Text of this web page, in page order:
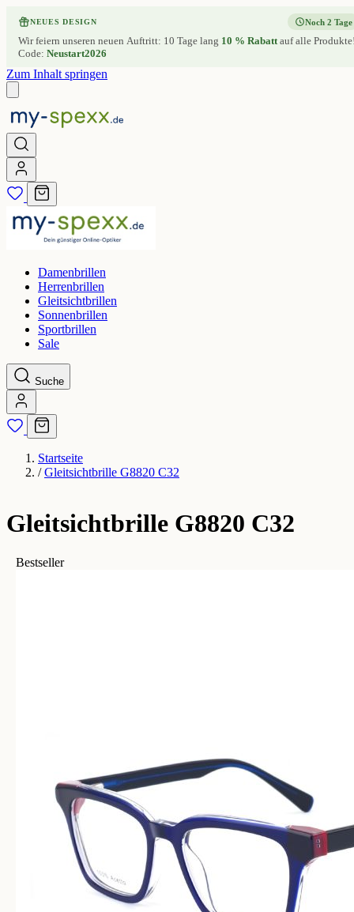
NEUES DESIGN
Wir feiern unseren neuen Auftritt: 10 Tage lang 10 % Rabattauf alle
Code: Neustart2026
Noch 2 Tage
Zum Inhalt springen
Damenbrillen
Herrenbrillen
Gleitsichtbrillen
Sonnenbrillen
Sportbrillen
Sale
Suche
Startseite
/ Gleitsichtbrille G8820 C32
Gleitsichtbrille G8820 C32
Bestseller